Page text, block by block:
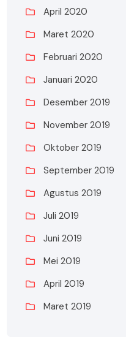
April 2020
Maret 2020
Februari 2020
Januari 2020
Desember 2019
November 2019
Oktober 2019
September 2019
Agustus 2019
Juli 2019
Juni 2019
Mei 2019
April 2019
Maret 2019